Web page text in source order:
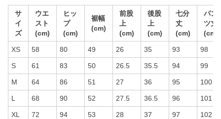
サ
イ
ズ
ウエ
スト
(cm)
ヒッ
プ
(cm)
裾幅
(cm)
前股
上
(cm)
後股
上
(cm)
七分
丈
(cm)
パン
ツ丈
(cm)
XS 58 80 49 26 35 93 98
S 61 83 50 26.5 35.5 94 99
M 64 86 51 27 36 95 100
L 68 90 52 27.5 36.5 96 101
XL 72 94 53 28 37 97 102